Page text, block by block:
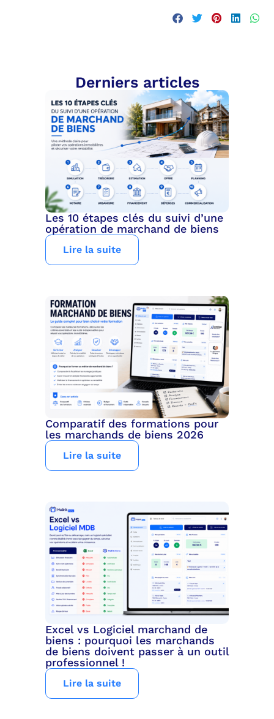
Derniers articles
Les 10 étapes clés du suivi d’une
opération de marchand de biens
Lire la suite
Comparatif des formations pour
les marchands de biens 2026
Lire la suite
Excel vs Logiciel marchand de
biens : pourquoi les marchands
de biens doivent passer à un outil
professionnel !
Lire la suite